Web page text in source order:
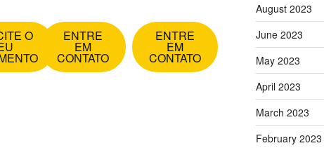
O ENTRE
EM
CONTATO
ENTRE
EM
CONTATO
August 2023
June 2023
May 2023
April 2023
March 2023
February 2023